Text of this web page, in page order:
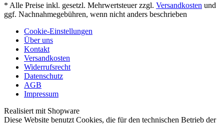
* Alle Preise inkl. gesetzl. Mehrwertsteuer zzgl. Versandkosten und
ggf. Nachnahmegebühren, wenn nicht anders beschrieben
Cookie-Einstellungen
Über uns
Kontakt
Versandkosten
Widerrufsrecht
Datenschutz
AGB
Impressum
Realisiert mit Shopware
Diese Website benutzt Cookies, die für den technischen Betrieb der